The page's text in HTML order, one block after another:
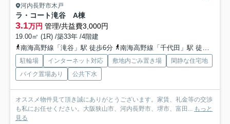
河内長野市木戸
ラ・コート滝谷 A棟
3.1万円 管理/共益費3,000円
19.00㎡ (1R) /築33年 /4階建
南海高野線「滝谷」駅 徒歩6分
南海高野線「千代田」駅 徒歩15分
駐輪場 インターネット対応 敷地内ごみ置き場
閑静な住宅地
バイク置場あり
公共下水
オススメ物件見て頂き誠にありがとうございます。家賃、礼金等の交渉
も私にお任せください。大阪狭山市、河内長野市、堺市、富田... もっと
見る